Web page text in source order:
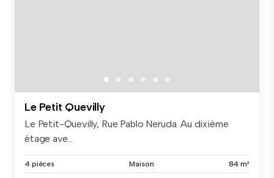
Le Petit Quevilly
Le Petit-Quevilly, Rue Pablo Neruda. Au dixième
étage ave...
4 pièces Maison 84 m²